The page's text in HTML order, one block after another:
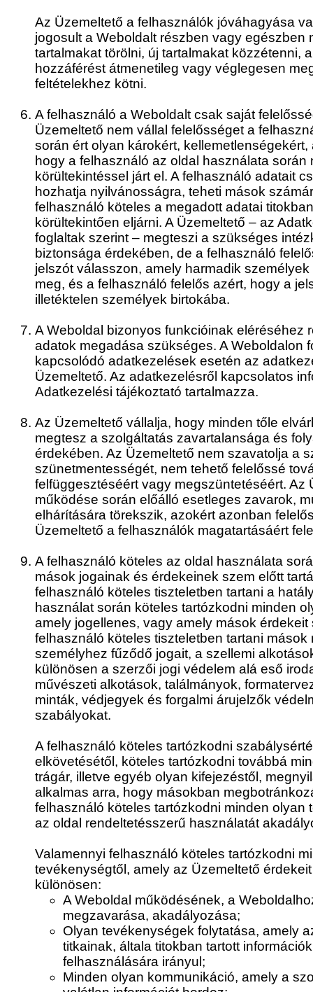
Az Üzemeltető a felhasználók jóváhagyása
jogosult a Weboldalt részben vagy egészben
tartalmakat törölni, új tartalmakat közzétenni,
hozzáférést átmenetileg vagy véglegesen
feltételekhez kötni.
A felhasználó a Weboldalt csak saját
Üzemeltető nem vállal felelősséget a
során ért olyan károkért,
hogy a felhasználó az oldal használata során
körültekintéssel járt el. A felhasználó adatait
hozhatja nyilvánosságra, teheti mások
felhasználó köteles a megadott adatai
körültekintően eljárni. A Üzemeltető – az
foglaltak szerint – megteszi a szükséges
biztonsága érdekében, de a felhasználó
jelszót válasszon, amely harmadik
meg, és a felhasználó felelős azért, hogy a
illetéktelen személyek birtokába.
A Weboldal bizonyos funkcióinak eléréséhez
adatok megadása szükséges. A Weboldalon
kapcsolódó adatkezelések esetén az
Üzemeltető. Az adatkezelésről kapcsolatos
Adatkezelési tájékoztató tartalmazza.
Az Üzemeltető vállalja, hogy minden tőle
megtesz a szolgáltatás zavartalansága és
érdekében. Az Üzemeltető nem szavatolja a
szünetmentességét, nem tehető felelőssé
felfüggesztéséért vagy megszüntetéséért. Az
működése során előálló esetleges zavarok,
elhárítására törekszik, azokért azonban
Üzemeltető a felhasználók magatartásáért
A felhasználó köteles az oldal használata
mások jogainak és érdekeinek szem előtt
felhasználó köteles tiszteletben tartani a
használat során köteles tartózkodni minden
amely jogellenes, vagy amely mások érdekeit
felhasználó köteles tiszteletben tartani mások
személyhez fűződő jogait, a szellemi
különösen a szerzői jogi védelem alá eső
művészeti alkotások, találmányok,
minták, védjegyek és forgalmi árujelzők
szabályokat.
A felhasználó köteles tartózkodni
elkövetésétől, köteles tartózkodni továbbá
trágár, illetve egyéb olyan kifejezéstől,
alkalmas arra, hogy másokban
felhasználó köteles tartózkodni minden olyan
az oldal rendeltetésszerű használatát
Valamennyi felhasználó köteles tartózkodni
tevékenységtől, amely az Üzemeltető
különösen:
A Weboldal működésének, a
megzavarása, akadályozása;
Olyan tevékenységek folytatása, amely
titkainak, általa titokban tartott
felhasználására irányul;
Minden olyan kommunikáció, amely a